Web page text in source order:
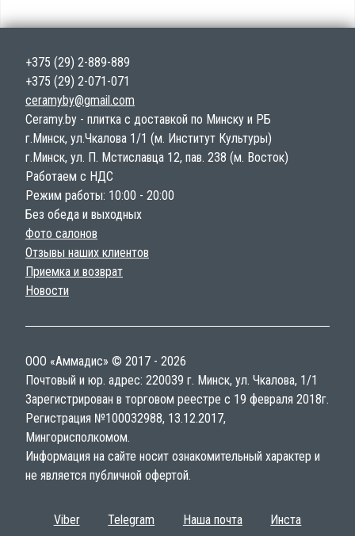
+375 (29) 2-889-889
+375 (29) 2-071-071
ceramyby@gmail.com
Ceramy.by - плитка с доставкой по Минску и РБ
г.Минск, ул.Чкалова 1/1 (м. Институт Культуры)
г.Минск, ул. П. Мстиславца 12, пав. 238 (м. Восток)
Работаем с НДС
Режим работы: 10:00 - 20:00
Без обеда и выходных
Фото салонов
Отзывы наших клиентов
Приемка и возврат
Новости
ООО «Аммадис» © 2017 - 2026
Почтовый и юр. адрес: 220039 г. Минск, ул. Чкалова, 1/1
Зарегистрирован в торговом реестре с 19 февраля 2018г.
Регистрация №100032988, 13.12.2017,
Мингорисполкомом.
Информация на сайте носит ознакомительный характер и
не является публичной офертой.
Viber Telegram Наша почта Инста